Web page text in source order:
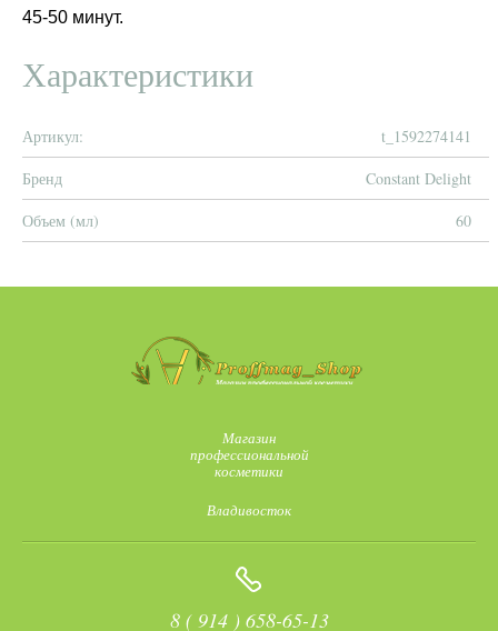
45-50 минут.
Характеристики
Артикул:
t_1592274141
Бренд
Constant Delight
Объем (мл)
60
Магазин
профессиональной
косметики
Владивосток
8 ( 914 ) 658-65-13